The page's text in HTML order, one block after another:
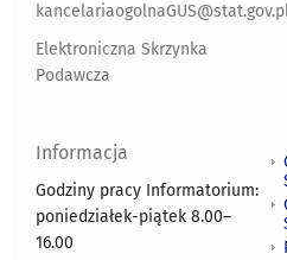
Elektroniczna Skrzynka
Podawcza
Informacja
Godziny pracy Informatorium:
poniedziałek-piątek 8.00–
16.00